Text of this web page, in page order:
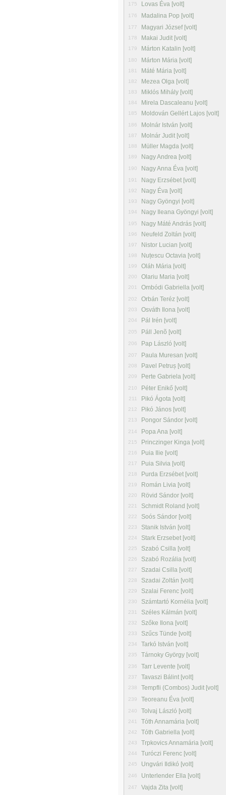
175 Lovas Éva [volt]
176 Madalina Pop [volt]
177 Magyari József [volt]
178 Makai Judit [volt]
179 Márton Katalin [volt]
180 Márton Mária [volt]
181 Máté Mária [volt]
182 Mezea Olga [volt]
183 Miklós Mihály [volt]
184 Mirela Dascaleanu [volt]
185 Moldován Gellért Lajos [volt]
186 Molnár István [volt]
187 Molnár Judit [volt]
188 Müller Magda [volt]
189 Nagy Andrea [volt]
190 Nagy Anna Éva [volt]
191 Nagy Erzsébet [volt]
192 Nagy Éva [volt]
193 Nagy Gyöngyi [volt]
194 Nagy Ileana Gyöngyi [volt]
195 Nagy Máté András [volt]
196 Neufeld Zoltán [volt]
197 Nistor Lucian [volt]
198 Nuțescu Octavia [volt]
199 Oláh Mária [volt]
200 Olariu Maria [volt]
201 Ombódi Gabriella [volt]
202 Orbán Teréz [volt]
203 Osváth Ilona [volt]
204 Pál Irén [volt]
205 Páll Jenõ [volt]
206 Pap László [volt]
207 Paula Muresan [volt]
208 Pavel Petruș [volt]
209 Perte Gabriela [volt]
210 Péter Enikő [volt]
211 Pikó Ágota [volt]
212 Pikó János [volt]
213 Pongor Sándor [volt]
214 Popa Ana [volt]
215 Princzinger Kinga [volt]
216 Puia Ilie [volt]
217 Puia Silvia [volt]
218 Purda Erzsébet [volt]
219 Román Livia [volt]
220 Rövid Sándor [volt]
221 Schmidt Roland [volt]
222 Soós Sándor [volt]
223 Stanik István [volt]
224 Stark Erzsebet [volt]
225 Szabó Csilla [volt]
226 Szabó Rozália [volt]
227 Szadai Csilla [volt]
228 Szadai Zoltán [volt]
229 Szalai Ferenc [volt]
230 Számtartó Kornélia [volt]
231 Széles Kálmán [volt]
232 Szőke Ilona [volt]
233 Szűcs Tünde [volt]
234 Tarkó István [volt]
235 Tárnoky György [volt]
236 Tarr Levente [volt]
237 Tavaszi Bálint [volt]
238 Tempfli (Combos) Judit [volt]
239 Teoreanu Éva [volt]
240 Tolvaj László [volt]
241 Tóth Annamária [volt]
242 Tóth Gabriella [volt]
243 Trpkovics Annamária [volt]
244 Turóczi Ferenc [volt]
245 Ungvári Ildikó [volt]
246 Unterlender Ella [volt]
247 Vajda Zita [volt]